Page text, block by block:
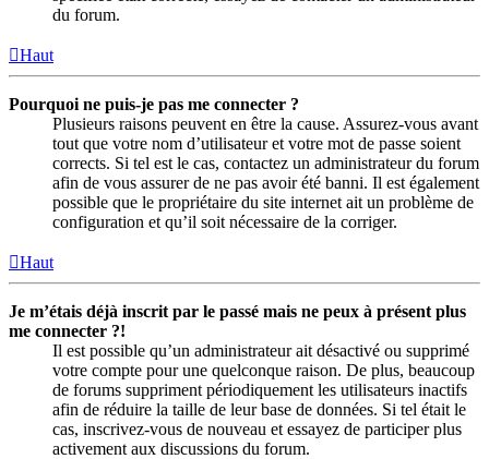
du forum.
Haut
Pourquoi ne puis-je pas me connecter ?
Plusieurs raisons peuvent en être la cause. Assurez-vous avant
tout que votre nom d’utilisateur et votre mot de passe soient
corrects. Si tel est le cas, contactez un administrateur du forum
afin de vous assurer de ne pas avoir été banni. Il est également
possible que le propriétaire du site internet ait un problème de
configuration et qu’il soit nécessaire de la corriger.
Haut
Je m’étais déjà inscrit par le passé mais ne peux à présent plus
me connecter ?!
Il est possible qu’un administrateur ait désactivé ou supprimé
votre compte pour une quelconque raison. De plus, beaucoup
de forums suppriment périodiquement les utilisateurs inactifs
afin de réduire la taille de leur base de données. Si tel était le
cas, inscrivez-vous de nouveau et essayez de participer plus
activement aux discussions du forum.